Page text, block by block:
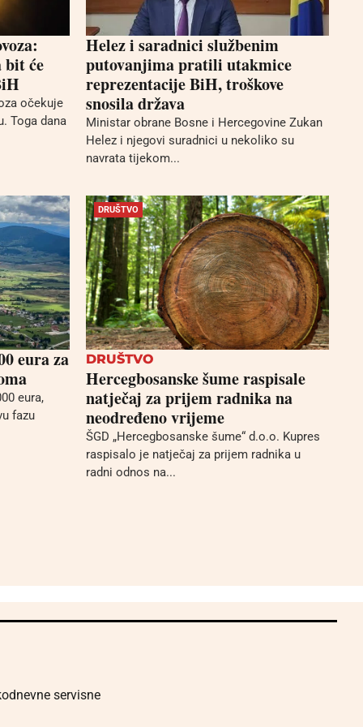
bit će
očekuje
Toga dana
Helez i saradnici službenim
putovanjima pratili utakmice
reprezentacije BiH, troškove
snosila država
Ministar obrane Bosne i Hercegovine Zukan
Helez i njegovi suradnici u nekoliko su
navrata tijekom...
eura za
eura,
fazu
DRUŠTVO
DRUŠTVO
Hercegbosanske šume raspisale
natječaj za prijem radnika na
neodređeno vrijeme
ŠGD „Hercegbosanske šume“ d.o.o. Kupres
raspisalo je natječaj za prijem radnika u
radni odnos na...
servisne